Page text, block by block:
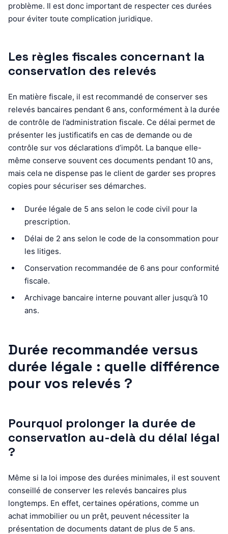
problème. Il est donc important de respecter ces durées
pour éviter toute complication juridique.
Les règles fiscales concernant la
conservation des relevés
En matière fiscale, il est recommandé de conserver ses
relevés bancaires pendant 6 ans, conformément à la durée
de contrôle de l’administration fiscale. Ce délai permet de
présenter les justificatifs en cas de demande ou de
contrôle sur vos déclarations d’impôt. La banque elle-
même conserve souvent ces documents pendant 10 ans,
mais cela ne dispense pas le client de garder ses propres
copies pour sécuriser ses démarches.
Durée légale de 5 ans selon le code civil pour la
prescription.
Délai de 2 ans selon le code de la consommation pour
les litiges.
Conservation recommandée de 6 ans pour conformité
fiscale.
Archivage bancaire interne pouvant aller jusqu’à 10
ans.
Durée recommandée versus
durée légale : quelle différence
pour vos relevés ?
Pourquoi prolonger la durée de
conservation au-delà du délai légal
?
Même si la loi impose des durées minimales, il est souvent
conseillé de conserver les relevés bancaires plus
longtemps. En effet, certaines opérations, comme un
achat immobilier ou un prêt, peuvent nécessiter la
présentation de documents datant de plus de 5 ans.